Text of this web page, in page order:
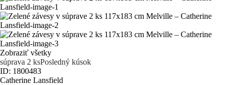
Zobraziť všetky
súprava 2 ksPosledný kúsok
ID: 1800483
Catherine Lansfield